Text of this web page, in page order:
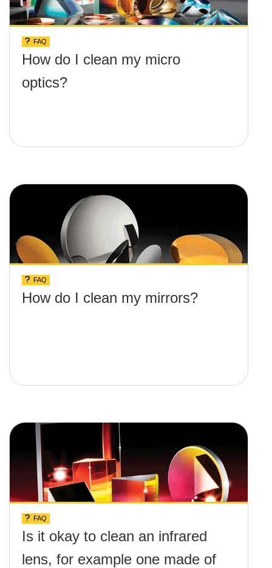
FAQ
How do I clean my micro
optics?
FAQ
How do I clean my mirrors?
FAQ
Is it okay to clean an infrared
lens, for example one made of